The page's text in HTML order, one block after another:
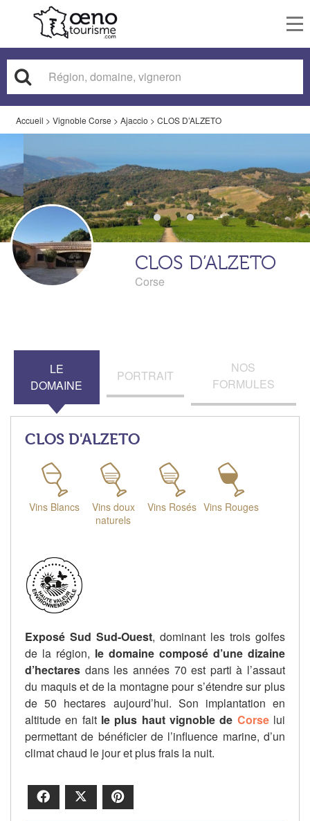
Accueil > Vignoble Corse > Ajaccio > CLOS D’ALZETO
CLOS D’ALZETO
Corse
LE
DOMAINE
PORTRAIT
NOS
FORMULES
CLOS D'ALZETO
Vins Blancs
Vins doux
naturels
Vins Rosés Vins Rouges
Exposé Sud Sud-Ouest, dominant les trois golfes
de la région, le domaine composé d’une dizaine
d’hectares dans les années 70 est parti à l’assaut
du maquis et de la montagne pour s’étendre sur plus
de 50 hectares aujourd’hui. Son implantation en
altitude en fait le plus haut vignoble de Corselui
permettant de bénéficier de l’influence marine, d’un
climat chaud le jour et plus frais la nuit.
Facebook